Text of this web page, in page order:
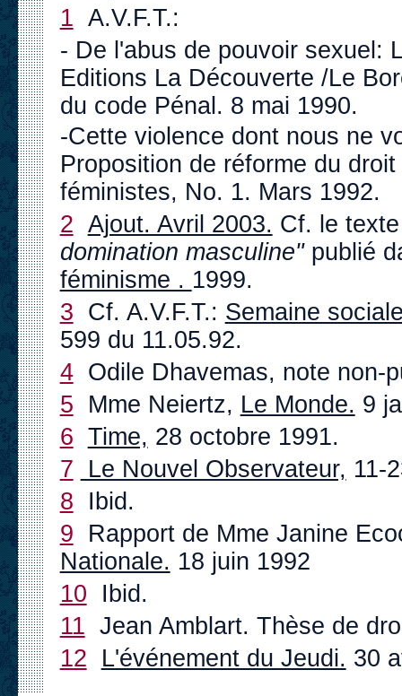
1 A.V.F.T.:
- De l'abus de pouvoir sexuel:
Editions La Découverte /Le
du code Pénal. 8 mai 1990.
-Cette violence dont nous ne
Proposition de réforme du
féministes, No. 1. Mars 1992.
2 Ajout. Avril 2003. Cf. le
domination masculine"publié
féminisme . 1999.
3 Cf. A.V.F.T.: Semaine
599 du 11.05.92.
4 Odile Dhavemas, note non-
5
Mme Neiertz, Le Monde. 9
6 Time, 28 octobre 1991.
7
Le Nouvel Observateur, 11-
8
Ibid.
9
Rapport de Mme Janine
Nationale. 18 juin 1992
10
Ibid.
11 Jean Amblart. Thèse de
12
L'événement du Jeudi. 30